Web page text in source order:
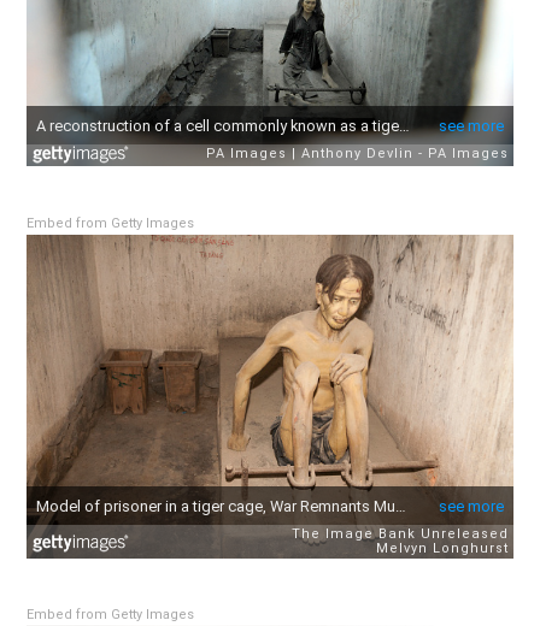
Embed from Getty Images
Embed from Getty Images